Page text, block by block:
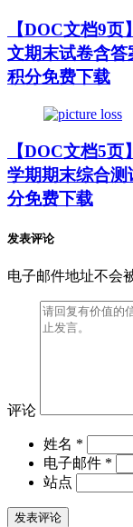
【DOC文档9
文期末试卷含答
积分免费下载
【DOC文档5
学期期末综合
分免费下载
发表评论
电子邮件地址不会
评论
姓名 *
电子邮件 *
站点